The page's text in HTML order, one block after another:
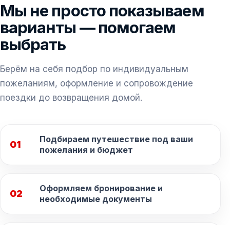
Мы не просто показываем
варианты — помогаем
выбрать
Берём на себя подбор по индивидуальным
пожеланиям, оформление и сопровождение
поездки до возвращения домой.
01
Подбираем путешествие под ваши
пожелания и бюджет
02
Оформляем бронирование и
необходимые документы